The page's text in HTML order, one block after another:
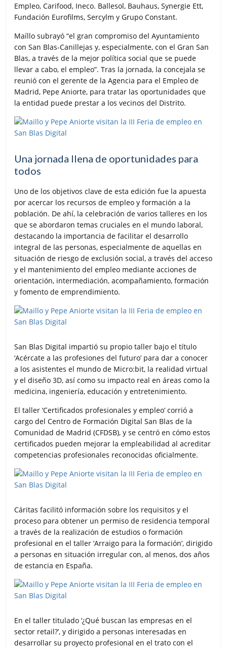
Empleo, Carifood, Ineco. Ballesol, Bauhaus, Synergie Ett,
Fundación Eurofilms, Sercylm y Grupo Constant.
Maíllo subrayó “el gran compromiso del Ayuntamiento
con San Blas-Canillejas y, especialmente, con el Gran San
Blas, a través de la mejor política social que se puede
llevar a cabo, el empleo”. Tras la jornada, la concejala se
reunió con el gerente de la Agencia para el Empleo de
Madrid, Pepe Aniorte, para tratar las oportunidades que
la entidad puede prestar a los vecinos del Distrito.
Una jornada llena de oportunidades para
todos
Uno de los objetivos clave de esta edición fue la apuesta
por acercar los recursos de empleo y formación a la
población. De ahí, la celebración de varios talleres en los
que se abordaron temas cruciales en el mundo laboral,
destacando la importancia de facilitar el desarrollo
integral de las personas, especialmente de aquellas en
situación de riesgo de exclusión social, a través del acceso
y el mantenimiento del empleo mediante acciones de
orientación, intermediación, acompañamiento, formación
y fomento de emprendimiento.
San Blas Digital impartió su propio taller bajo el título
‘Acércate a las profesiones del futuro’ para dar a conocer
a los asistentes el mundo de Micro:bit, la realidad virtual
y el diseño 3D, así como su impacto real en áreas como la
medicina, ingeniería, educación y entretenimiento.
El taller ‘Certificados profesionales y empleo’ corrió a
cargo del Centro de Formación Digital San Blas de la
Comunidad de Madrid (CFDSB), y se centró en cómo estos
certificados pueden mejorar la empleabilidad al acreditar
competencias profesionales reconocidas oficialmente.
Cáritas facilitó información sobre los requisitos y el
proceso para obtener un permiso de residencia temporal
a través de la realización de estudios o formación
profesional en el taller ‘Arraigo para la formación’, dirigido
a personas en situación irregular con, al menos, dos años
de estancia en España.
En el taller titulado ‘¿Qué buscan las empresas en el
sector retail?’, y dirigido a personas interesadas en
desarrollar su proyecto profesional en el trato con el